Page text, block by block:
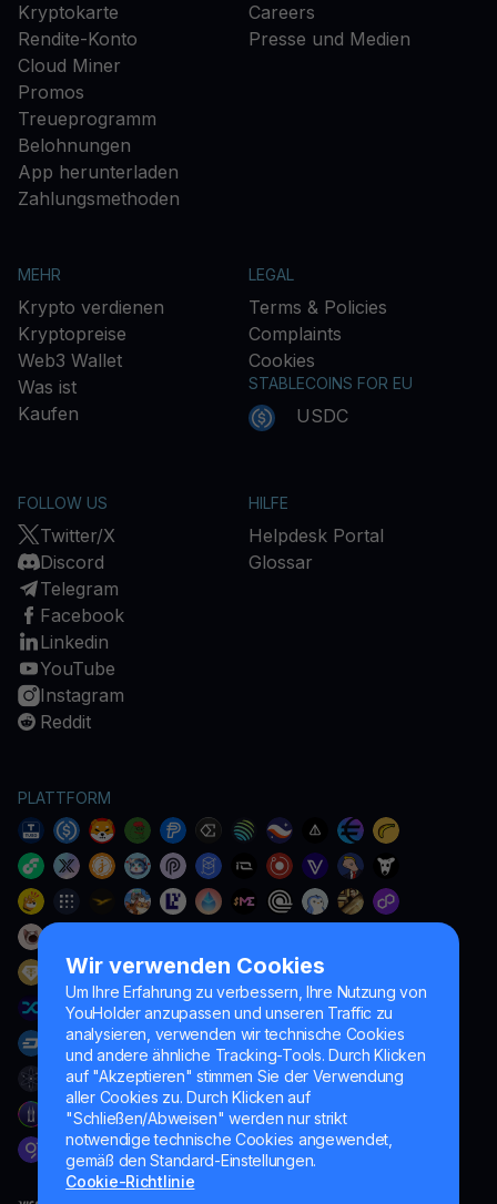
Wir verwenden Cookies
Um Ihre Erfahrung zu verbessern, Ihre Nutzung von
YouHolder anzupassen und unseren Traffic zu
analysieren, verwenden wir technische Cookies
und andere ähnliche Tracking-Tools. Durch Klicken
auf "Akzeptieren" stimmen Sie der Verwendung
aller Cookies zu. Durch Klicken auf
"Schließen/Abweisen" werden nur strikt
notwendige technische Cookies angewendet,
gemäß den Standard-Einstellungen.
Cookie-Richtlinie
Kryptokarte
Rendite-Konto
Cloud Miner
Promos
Treueprogramm
Belohnungen
App herunterladen
Zahlungsmethoden
Careers
Presse und Medien
MEHR
Krypto verdienen
Kryptopreise
Web3 Wallet
Was ist
Kaufen
LEGAL
Terms & Policies
Complaints
Cookies
STABLECOINS FOR EU
USDC
FOLLOW US
Twitter/X
Discord
Telegram
Facebook
Linkedin
YouTube
Instagram
Reddit
HILFE
Helpdesk Portal
Glossar
PLATTFORM